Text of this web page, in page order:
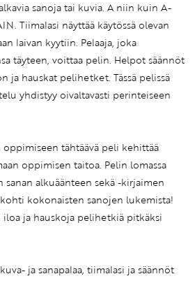
sanoja tai kuvia. A niin kuin A-
Tiimalasi näyttää käytössä olevan
laivan kyytiin. Pelaaja, joka
täyteen, voittaa pelin. Helpot säännöt
ja hauskat pelihetket. Tässä pelissä
yhdistyy oivaltavasti perinteiseen
tähtäävä peli kehittää
oppimisen taitoa. Pelin lomassa
alkuäänteen sekä -kirjaimen
kokonaisten sanojen lukemista!
iloa ja hauskoja pelihetkiä pitkäksi
ja sanapalaa, tiimalasi ja säännöt